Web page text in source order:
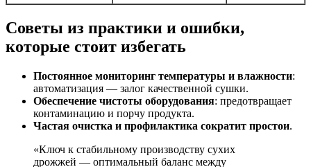
Советы из практики и ошибки,
которые стоит избегать
Постоянное мониторинг температуры и влажности:
автоматизация — залог качественной сушки.
Обеспечение чистоты оборудования: предотвращает
контаминацию и порчу продукта.
Частая очистка и профилактика сократит простои.
«Ключ к стабильному производству сухих
дрожжей — оптимальный баланс между